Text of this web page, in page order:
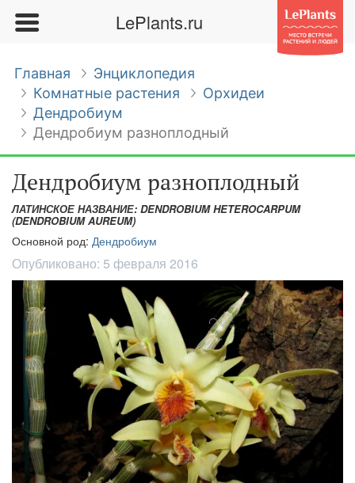
LePlants.ru
Главная
Энциклопедия
Комнатные растения
Орхидеи
Дендробиум
Дендробиум разноплодный
Дендробиум разноплодный
ЛАТИНСКОЕ НАЗВАНИЕ: DENDROBIUM HETEROCARPUM
(DENDROBIUM AUREUM)
Основной род: Дендробиум
Опубликовано: 5 февраля 2016